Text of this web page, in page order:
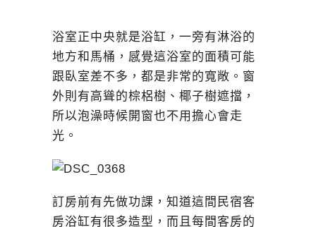
浴室正中央就是浴缸，一旁有淋浴的
地方和馬桶，感覺這浴室的面積可能
跟臥室差不多，都是非常的寬敞。窗
外則有高聳的棕梠樹、椰子樹遮擋，
所以泡澡時候開窗也不用擔心會走
光。
訂房前有先做功課，知道這間民宿客
房浴缸有很多造型，而且每間客房的